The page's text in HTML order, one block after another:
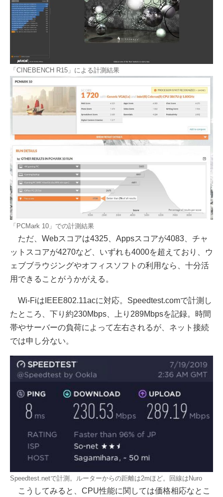
「CINEBENCH R15」による計測結果
「PCMark 10」での計測結果
ただ、Webスコアは4325、Appsスコアが4083、チャ
ットスコアが4270など、いずれも4000を超えており、ウ
ェブブラウジングやオフィスソフトの利用なら、十分活
用できることがうかがえる。
Wi-FiはIEEE802.11acに対応。Speedtest.comで計測し
たところ、下り約230Mbps、上り289Mbpsを記録。時間
帯やサーバーの負荷によって左右されるが、ネット接続
では申し分ない。
Speedtest.netで計測。ルーターからの距離は2mほど。回線はNuro
こうしてみると、CPU性能に関しては価格相応なとこ